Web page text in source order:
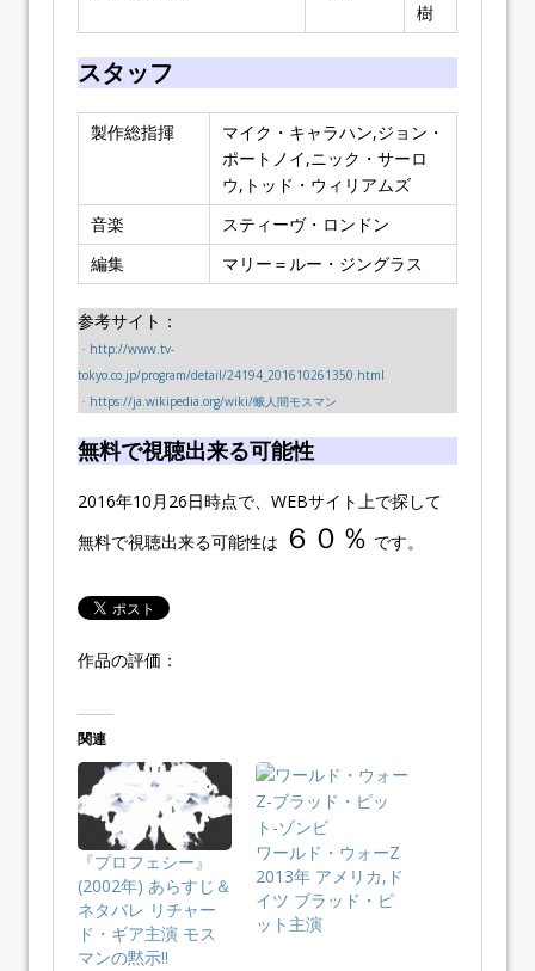
樹
スタッフ
製作総指揮
マイク・キャラハン,ジョン・
ポートノイ,ニック・サーロ
ウ,トッド・ウィリアムズ
音楽
スティーヴ・ロンドン
編集
マリー＝ルー・ジングラス
参考サイト：
・ http://www.tv-
tokyo.co.jp/program/detail/24194_201610261350.html
・ https://ja.wikipedia.org/wiki/蛾人間モスマン
無料で視聴出来る可能性
2016年10月26日時点で、WEBサイト上で探して
無料で視聴出来る可能性は ６０％ です。
作品の評価：
関連
『プロフェシー』
(2002年) あらすじ＆
ネタバレ リチャー
ド・ギア主演 モス
マンの黙示!!
ワールド・ウォーZ
2013年 アメリカ,ド
イツ ブラッド・ピ
ット主演